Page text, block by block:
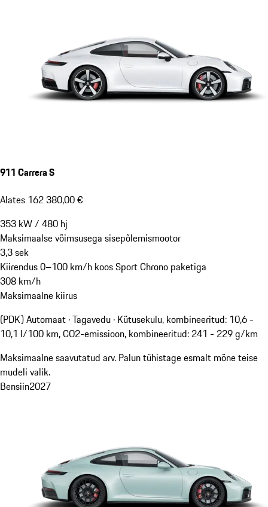
911 Carrera S
Alates 162 380,00 €
353 kW/ 480 hj
Maksimaalse võimsusega sisepõlemismootor
3,3sek
Kiirendus 0–100 km/h koos Sport Chrono paketiga
308 km/h
Maksimaalne kiirus
(PDK) Automaat · Tagavedu · Kütusekulu, kombineeritud: 10,6 -
10,1 l/100 km, CO2-emissioon, kombineeritud: 241 - 229 g/km
Maksimaalne saavutatud arv. Palun tühistage esmalt mõne teise
mudeli valik.
Bensiin2027